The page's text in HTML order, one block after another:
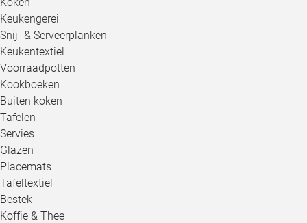
Keukengerei
Snij- & Serveerplanken
Keukentextiel
Voorraadpotten
Kookboeken
Buiten koken
Tafelen
Servies
Glazen
Placemats
Tafeltextiel
Bestek
Koffie & Thee